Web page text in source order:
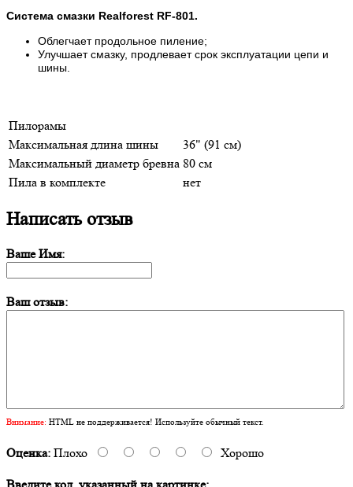
Система смазки Realforest RF-801.
Облегчает продольное пиление;
Улучшает смазку, продлевает срок эксплуатации цепи и
шины.
Пилорамы
Максимальная длина шины
36" (91 см)
Максимальный диаметр бревна 80 см
Пила в комплекте
нет
Написать отзыв
Ваше Имя:
Ваш отзыв:
Внимание: HTML не поддерживается! Используйте обычный текст.
Оценка: Плохо Хорошо
Введите код, указанный на картинке: